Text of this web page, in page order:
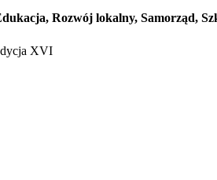
Rozwój lokalny, Samorząd,
XVI